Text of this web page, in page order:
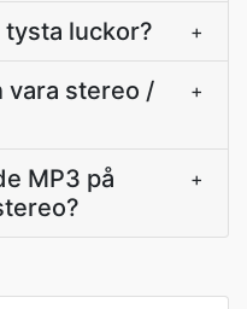
luckor? +
vara stereo /
+
MP3 på
+